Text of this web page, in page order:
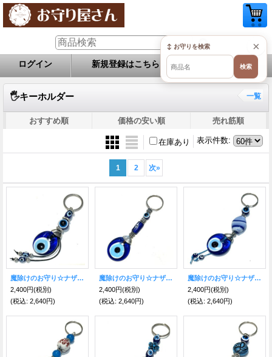
ログイン 新規登録はこちら お問い合せ
🖐️キーホルダー 一覧
おすすめ順 価格の安い順 売れ筋順
表示件数:
在庫あり
1 2 次»
魔除けのお守り☆ナザールボンジュウキーホルダー G
2,400円(税別)
(税込: 2,640円)
魔除けのお守り☆ナザールボンジュウキーホルダー F
2,400円(税別)
(税込: 2,640円)
魔除けのお守り☆ナザールボンジュウキーホルダー E
2,400円(税別)
(税込: 2,640円)
×
↕ お守りを検索
検索